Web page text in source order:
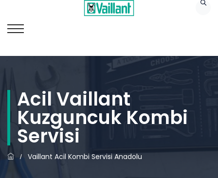
Acil Vaillant
Kuzguncuk Kombi
Servisi
/ Vaillant Acil Kombi Servisi Anadolu